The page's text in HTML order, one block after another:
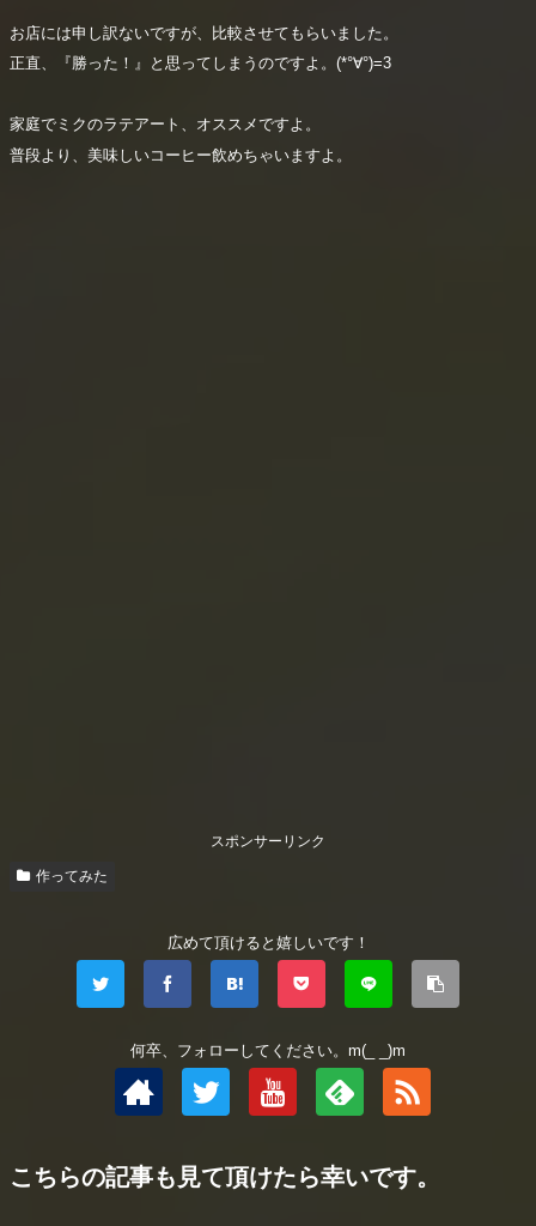
お店には申し訳ないですが、比較させてもらいました。
正直、『勝った！』と思ってしまうのですよ。(*°∀°)=3
家庭でミクのラテアート、オススメですよ。
普段より、美味しいコーヒー飲めちゃいますよ。
スポンサーリンク
作ってみた
広めて頂けると嬉しいです！
何卒、フォローしてください。m(_ _)m
こちらの記事も見て頂けたら幸いです。